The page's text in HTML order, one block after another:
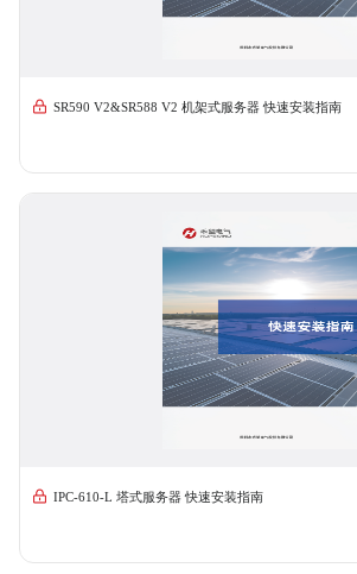
SR590 V2&SR588 V2 机架式服务器 快速安装指南
IPC-610-L 塔式服务器 快速安装指南